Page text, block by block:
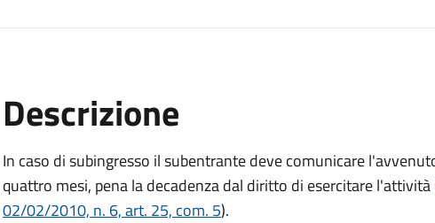
Descrizione
In caso di subingresso il subentrante deve comunicare
quattro mesi, pena la decadenza dal diritto di esercitare l'attività
02/02/2010, n. 6, art. 25, com. 5).